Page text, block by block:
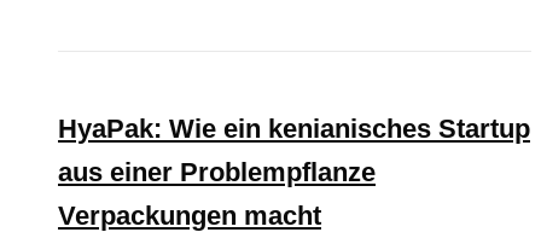
HyaPak: Wie ein kenianisches Startup
aus einer Problempflanze
Verpackungen macht